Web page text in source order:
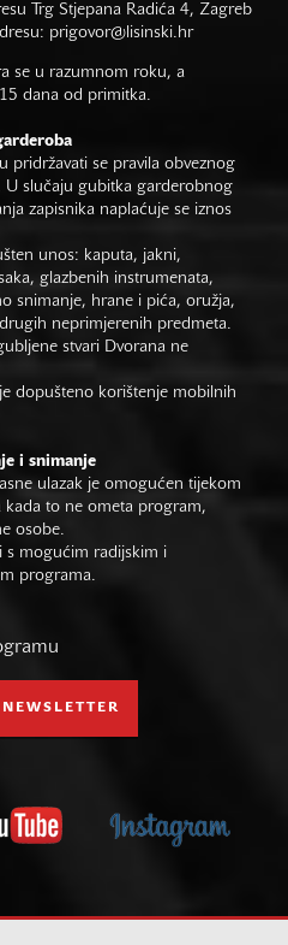
Trg Stjepana Radića 4, Zagreb
prigovor@lisinski.hr
se u razumnom roku, a
dana od primitka.
pridržavati se pravila obveznog
U slučaju gubitka garderobnog
zapisnika naplaćuje se iznos
unos: kaputa, jakni,
glazbenih instrumenata,
snimanje, hrane i pića, oružja,
neprimjerenih predmeta.
stvari Dvorana ne
dopušteno korištenje mobilnih
i snimanje
ulazak je omogućen tijekom
kada to ne ometa program,
osobe.
s mogućim radijskim i
programa.